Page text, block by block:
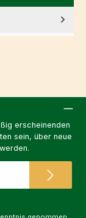
erscheinenden
sein, über neue